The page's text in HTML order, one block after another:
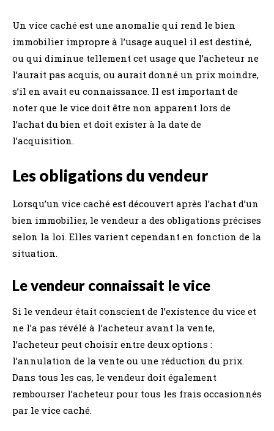
Un vice caché est une anomalie qui rend le bien
immobilier impropre à l’usage auquel il est destiné,
ou qui diminue tellement cet usage que l’acheteur ne
l’aurait pas acquis, ou aurait donné un prix moindre,
s’il en avait eu connaissance. Il est important de
noter que le vice doit être non apparent lors de
l’achat du bien et doit exister à la date de
l’acquisition.
Les obligations du vendeur
Lorsqu’un vice caché est découvert après l’achat d’un
bien immobilier, le vendeur a des obligations précises
selon la loi. Elles varient cependant en fonction de la
situation.
Le vendeur connaissait le vice
Si le vendeur était conscient de l’existence du vice et
ne l’a pas révélé à l’acheteur avant la vente,
l’acheteur peut choisir entre deux options :
l’annulation de la vente ou une réduction du prix.
Dans tous les cas, le vendeur doit également
rembourser l’acheteur pour tous les frais occasionnés
par le vice caché.